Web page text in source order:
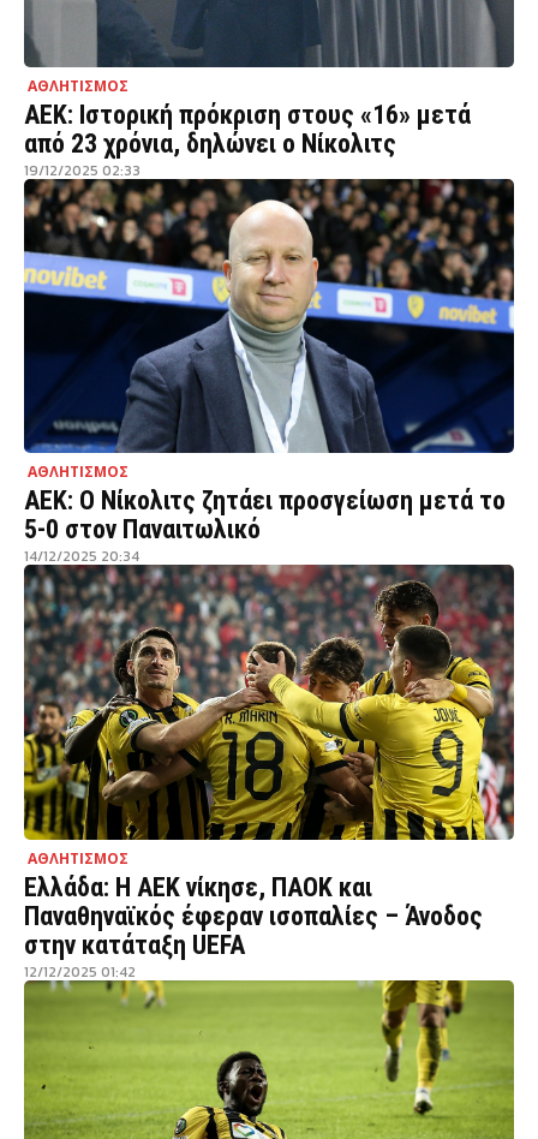
ΑΘΛΗΤΙΣΜΟΣ
ΑΕΚ: Ιστορική πρόκριση στους «16» μετά
από 23 χρόνια, δηλώνει ο Νίκολιτς
19/12/2025 02:33
ΑΘΛΗΤΙΣΜΟΣ
ΑΕΚ: Ο Νίκολιτς ζητάει προσγείωση μετά το
5-0 στον Παναιτωλικό
14/12/2025 20:34
ΑΘΛΗΤΙΣΜΟΣ
Ελλάδα: Η ΑΕΚ νίκησε, ΠΑΟΚ και
Παναθηναϊκός έφεραν ισοπαλίες – Άνοδος
στην κατάταξη UEFA
12/12/2025 01:42